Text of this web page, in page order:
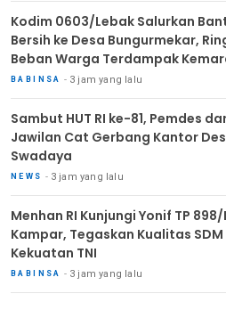
Kodim 0603/Lebak Salurkan
Bersih ke Desa Bungurmekar,
Beban Warga Terdampak
BABINSA 3 jam yang lalu
Sambut HUT RI ke-81, Pemdes
Jawilan Cat Gerbang Kantor
Swadaya
NEWS 3 jam yang lalu
Menhan RI Kunjungi Yonif TP 898/
Kampar, Tegaskan Kualitas SDM
Kekuatan TNI
BABINSA 3 jam yang lalu